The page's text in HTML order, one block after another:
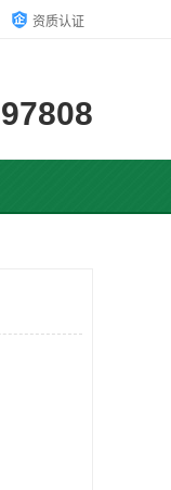
资质认证